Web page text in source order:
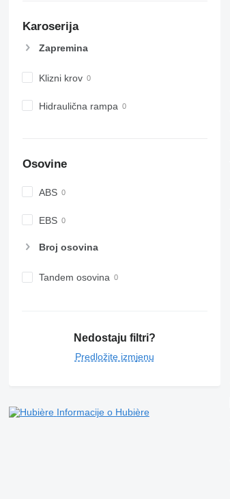
Karoserija
Zapremina
Klizni krov
Hidraulična rampa
Osovine
ABS
EBS
Broj osovina
Tandem osovina
Nedostaju filtri?
Predložite izmjenu
Informacije o Hubière